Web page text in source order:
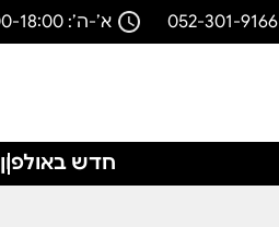
052-301-9166 א’-ה’: 08:00-18:00
חדש באולפון